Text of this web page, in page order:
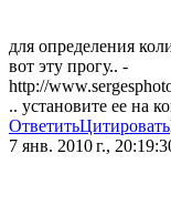
для определения
вот эту прогу.. -
http://
.. установите ее на
ОтветитьЦитировать
7 янв. 2010 г.,